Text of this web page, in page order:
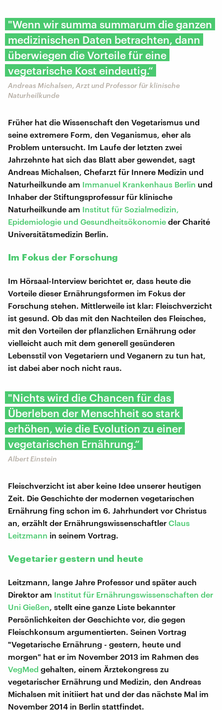
"Wenn wir summa summarum die ganzen
medizinischen Daten betrachten, dann
überwiegen die Vorteile für eine
vegetarische Kost eindeutig.“
​Andreas Michalsen, Arzt und Professor für klinische
Naturheilkunde
Früher hat die Wissenschaft den Vegetarismus und
seine extremere Form, den Veganismus, eher als
Problem untersucht. Im Laufe der letzten zwei
Jahrzehnte hat sich das Blatt aber gewendet, sagt
Andreas Michalsen, Chefarzt für Innere Medizin und
Naturheilkunde am Immanuel Krankenhaus Berlin und
Inhaber der Stiftungsprofessur für klinische
Naturheilkunde am Institut für Sozialmedizin,
Epidemiologie und Gesundheitsökonomie der Charité
Universitätsmedizin Berlin.
Im Fokus der Forschung
Im Hörsaal-Interview berichtet er, dass heute die
Vorteile dieser Ernährungsformen im Fokus der
Forschung stehen. Mittlerweile ist klar: Fleischverzicht
ist gesund. Ob das mit den Nachteilen des Fleisches,
mit den Vorteilen der pflanzlichen Ernährung oder
vielleicht auch mit dem generell gesünderen
Lebensstil von Vegetariern und Veganern zu tun hat,
ist dabei aber noch nicht raus.
"Nichts wird die Chancen für das
Überleben der Menschheit so stark
erhöhen, wie die Evolution zu einer
vegetarischen Ernährung.“
Albert Einstein
Fleischverzicht ist aber keine Idee unserer heutigen
Zeit. Die Geschichte der modernen vegetarischen
Ernährung fing schon im 6. Jahrhundert vor Christus
an, erzählt der Ernährungswissenschaftler Claus
Leitzmann in seinem Vortrag.
Vegetarier gestern und heute
Leitzmann, lange Jahre Professor und später auch
Direktor am Institut für Ernährungswissenschaften der
Uni Gießen , stellt eine ganze Liste bekannter
Persönlichkeiten der Geschichte vor, die gegen
Fleischkonsum argumentierten. Seinen Vortrag
"Vegetarische Ernährung - gestern, heute und
morgen" hat er im November 2013 im Rahmen des
VegMed gehalten, einem Ärztekongress zu
vegetarischer Ernährung und Medizin, den Andreas
Michalsen mit initiiert hat und der das nächste Mal im
November 2014 in Berlin stattfindet.